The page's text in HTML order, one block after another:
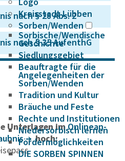
Kreisstadt Lübben
Sorben/Wenden
Sorbische/Wendische
Geschichte
Siedlungsgebiet
Beauftragte für die
Angelegenheiten der
Sorben/Wenden
Tradition und Kultur
Bräuche und Feste
Rechte und Institutionen
Niedersorbisch lernen
Fördermöglichkeiten
DIE SORBEN SPINNEN
Unterlagen imOnli­­nean­­
hoch:
nach § 28 Abs. 2
nach § 35 AufenthG